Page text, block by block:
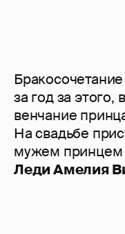
за год за этого,
венчание
На свадьбе
мужем
Леди Амелия